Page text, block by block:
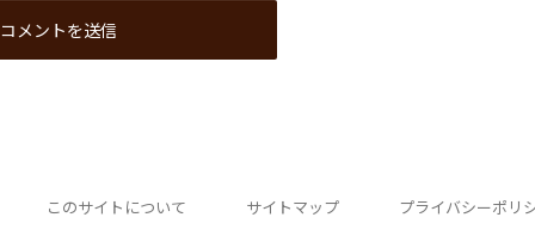
このサイトについて サイトマップ プライバシーポリ